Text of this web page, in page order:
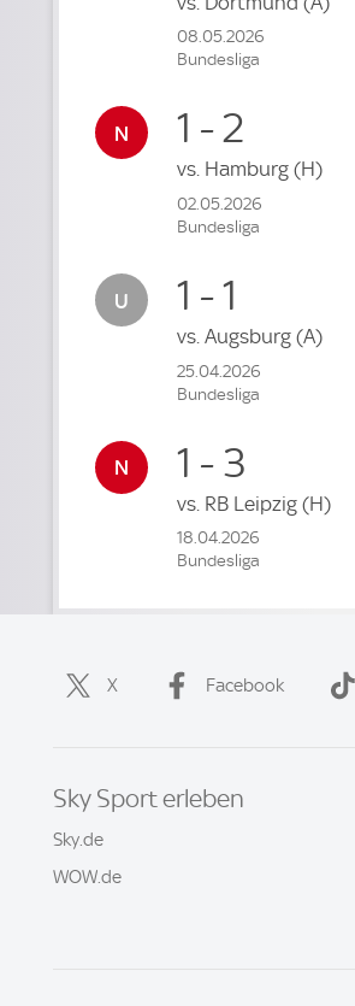
08.05.2026
Bundesliga
1 - 2
vs. Hamburg (H)
02.05.2026
Bundesliga
1 - 1
vs. Augsburg (A)
25.04.2026
Bundesliga
1 - 3
vs. RB Leipzig (H)
18.04.2026
Bundesliga
X Facebook
Sky Sport erleben
Sky.de
WOW.de